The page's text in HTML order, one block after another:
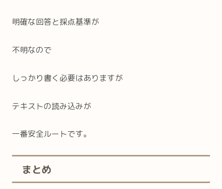
明確な回答と採点基準が
不明なので
しっかり書く必要はありますが
テキストの読み込みが
一番安全ルートです。
まとめ